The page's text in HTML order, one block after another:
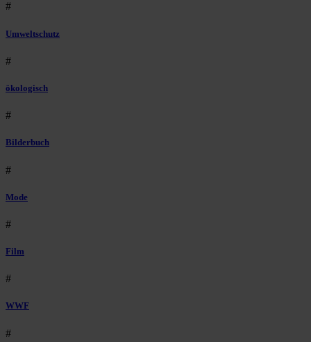
#
Umweltschutz
#
ökologisch
#
Bilderbuch
#
Mode
#
Film
#
WWF
#